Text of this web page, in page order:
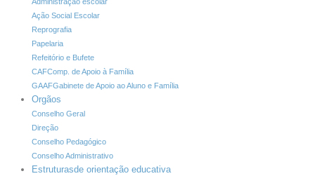
Ação Social Escolar
Reprografia
Papelaria
Refeitório e Bufete
CAFComp. de Apoio à Família
GAAFGabinete de Apoio ao Aluno e Família
Orgãos
Conselho Geral
Direção
Conselho Pedagógico
Conselho Administrativo
Estruturasde orientação educativa